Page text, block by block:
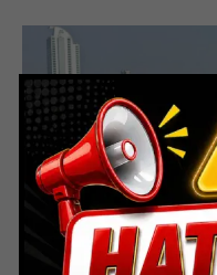
Lihat Detail
Indoor